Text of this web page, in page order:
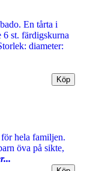
En tårta i
st. färdigskurna
diameter:
för hela familjen.
öva på sikte,